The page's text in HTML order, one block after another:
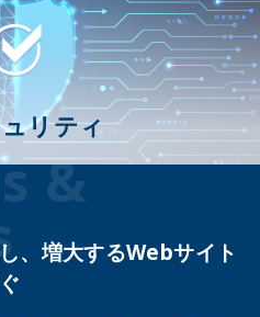
ュースリリース
情報
情報
用
リティ
&
、増大するWebサイト